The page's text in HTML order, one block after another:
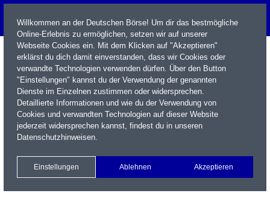
Name / WKN / ISIN / Kürzel
Xetra Realtime
Watchlist Portfolio Login
Willkommen an der Deutschen Börse! Um dir das bestmögliche
Online-Erlebnis zu ermöglichen, setzen wir auf unserer
Webseite Cookies ein. Mit dem Klicken auf "Akzeptieren"
erklärst du dich damit einverstanden, dass wir Cookies oder
verwandte Technologien verwenden dürfen. Über den Button
"Einstellungen" kannst du der Verwendung der genannten
Dienste im Einzelnen zustimmen oder widersprechen.
Detaillierte Informationen und wie du der Verwendung von
Cookies und verwandten Technologien auf dieser Website
jederzeit widersprechen kannst, findest du in unseren
Datenschutzhinweisen.
Einstellungen Ablehnen Akzeptieren